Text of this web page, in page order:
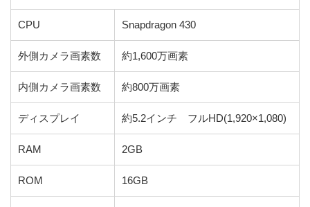
CPU Snapdragon 430
外側カメラ画素数 約1,600万画素
内側カメラ画素数 約800万画素
ディスプレイ 約5.2インチ フルHD(1,920×1,080)
RAM 2GB
ROM 16GB